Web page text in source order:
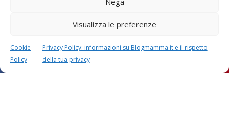
Visualizza le preferenze
Cookie
Policy
Privacy Policy: informazioni su Blogmamma.it e il rispetto
della tua privacy
Festa della mamma:
d’auguri, filastrocche
Le settimane di